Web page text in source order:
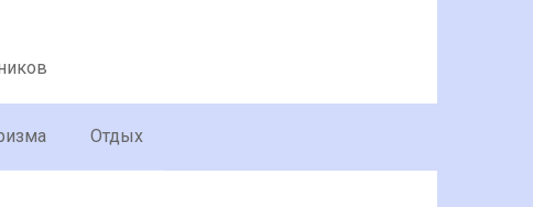
Отдых